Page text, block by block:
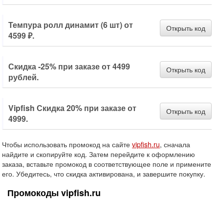
Темпура ролл динамит (6 шт) от
4599 ₽.
Открыть код
Скидка -25% при заказе от 4499
рублей.
Открыть код
Vipfish Скидка 20% при заказе от
4999.
Открыть код
Чтобы использовать промокод на сайте vipfish.ru, сначала
найдите и скопируйте код. Затем перейдите к оформлению
заказа, вставьте промокод в соответствующее поле и примените
его. Убедитесь, что скидка активирована, и завершите покупку.
Промокоды vipfish.ru